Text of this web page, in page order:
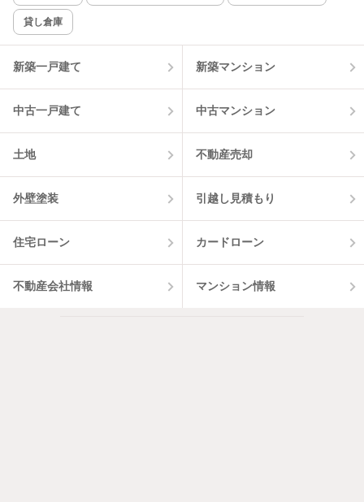
貸し倉庫
新築一戸建て 新築マンション
中古一戸建て 中古マンション
土地 不動産売却
外壁塗装 引越し見積もり
住宅ローン カードローン
不動産会社情報 マンション情報